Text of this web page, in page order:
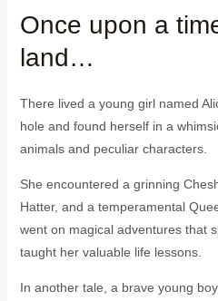
Once upon a
land…
There lived a young girl named
hole and found herself in a
animals and peculiar characters.
She encountered a grinning
Hatter, and a temperamental
went on magical adventures that
taught her valuable life lessons.
In another tale, a brave young